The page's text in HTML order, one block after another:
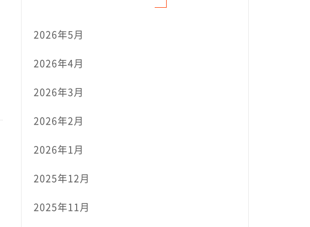
2026年5月
2026年4月
2026年3月
2026年2月
2026年1月
2025年12月
2025年11月